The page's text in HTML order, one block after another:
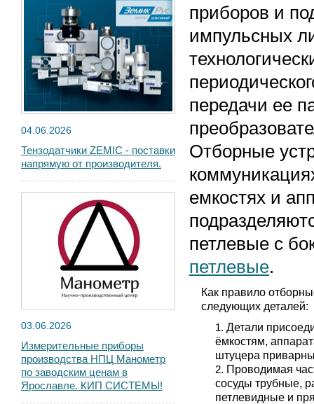
04.06.2026
Тензодатчики ZEMIC - поставки
напрямую от производителя.
03.06.2026
Измерительные приборы
производства НПЦ Манометр
по заводским ценам в
Ярославле. КИП СИСТЕМЫ!
приборов и
импульсных
передачи ее
Отборные
емкостях и
петлевые с
петлевые.
Как правило
следующих деталей:
Детали
ёмкостям,
штуцера
Проводимая
сосуды трубные,
петлевидные и